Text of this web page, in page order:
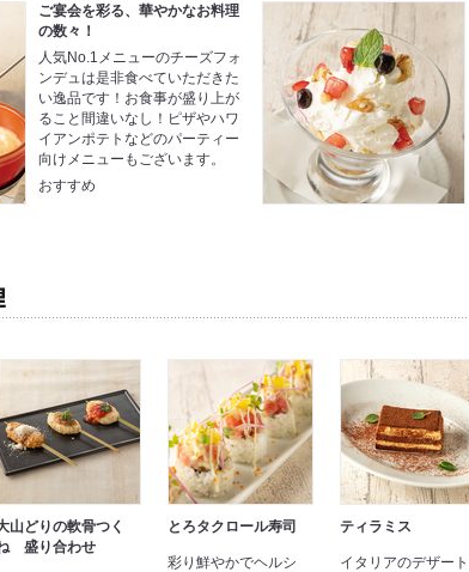
ご宴会を彩る、華やかなお料理
の数々！
人気No.1メニューのチーズフォ
ンデュは是非食べていただきた
い逸品です！お食事が盛り上が
ること間違いなし！ピザやハワ
イアンポテトなどのパーティー
向けメニューもございます。
おすすめ
山どりの軟骨つく
盛り合わせ
とろタクロール寿司
彩り鮮やかでヘルシ
ティラミス
イタリアのデザート